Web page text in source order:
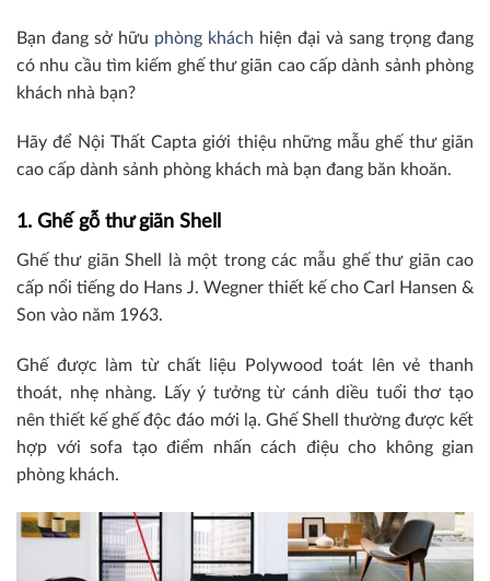
Bạn đang sở hữu phòng khách hiện đại và sang trọng đang
có nhu cầu tìm kiếm ghế thư giãn cao cấp dành sảnh phòng
khách nhà bạn?
Hãy để Nội Thất Capta giới thiệu những mẫu ghế thư giãn
cao cấp dành sảnh phòng khách mà bạn đang băn khoăn.
1. Ghế gỗ thư giãn Shell
Ghế thư giãn Shell là một trong các mẫu ghế thư giãn cao
cấp nổi tiếng do Hans J. Wegner thiết kế cho Carl Hansen &
Son vào năm 1963.
Ghế được làm từ chất liệu Polywood toát lên vẻ thanh
thoát, nhẹ nhàng. Lấy ý tưởng từ cánh diều tuổi thơ tạo
nên thiết kế ghế độc đáo mới lạ. Ghế Shell thường được kết
hợp với sofa tạo điểm nhấn cách điệu cho không gian
phòng khách.